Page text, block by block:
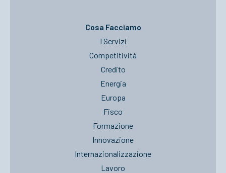
Cosa Facciamo
I Servizi
Competitività
Credito
Energia
Europa
Fisco
Formazione
Innovazione
Internazionalizzazione
Lavoro